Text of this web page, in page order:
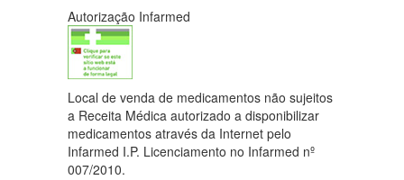
Autorização Infarmed
Local de venda de medicamentos não sujeitos
a Receita Médica autorizado a disponibilizar
medicamentos através da Internet pelo
Infarmed I.P. Licenciamento no Infarmed nº
007/2010.